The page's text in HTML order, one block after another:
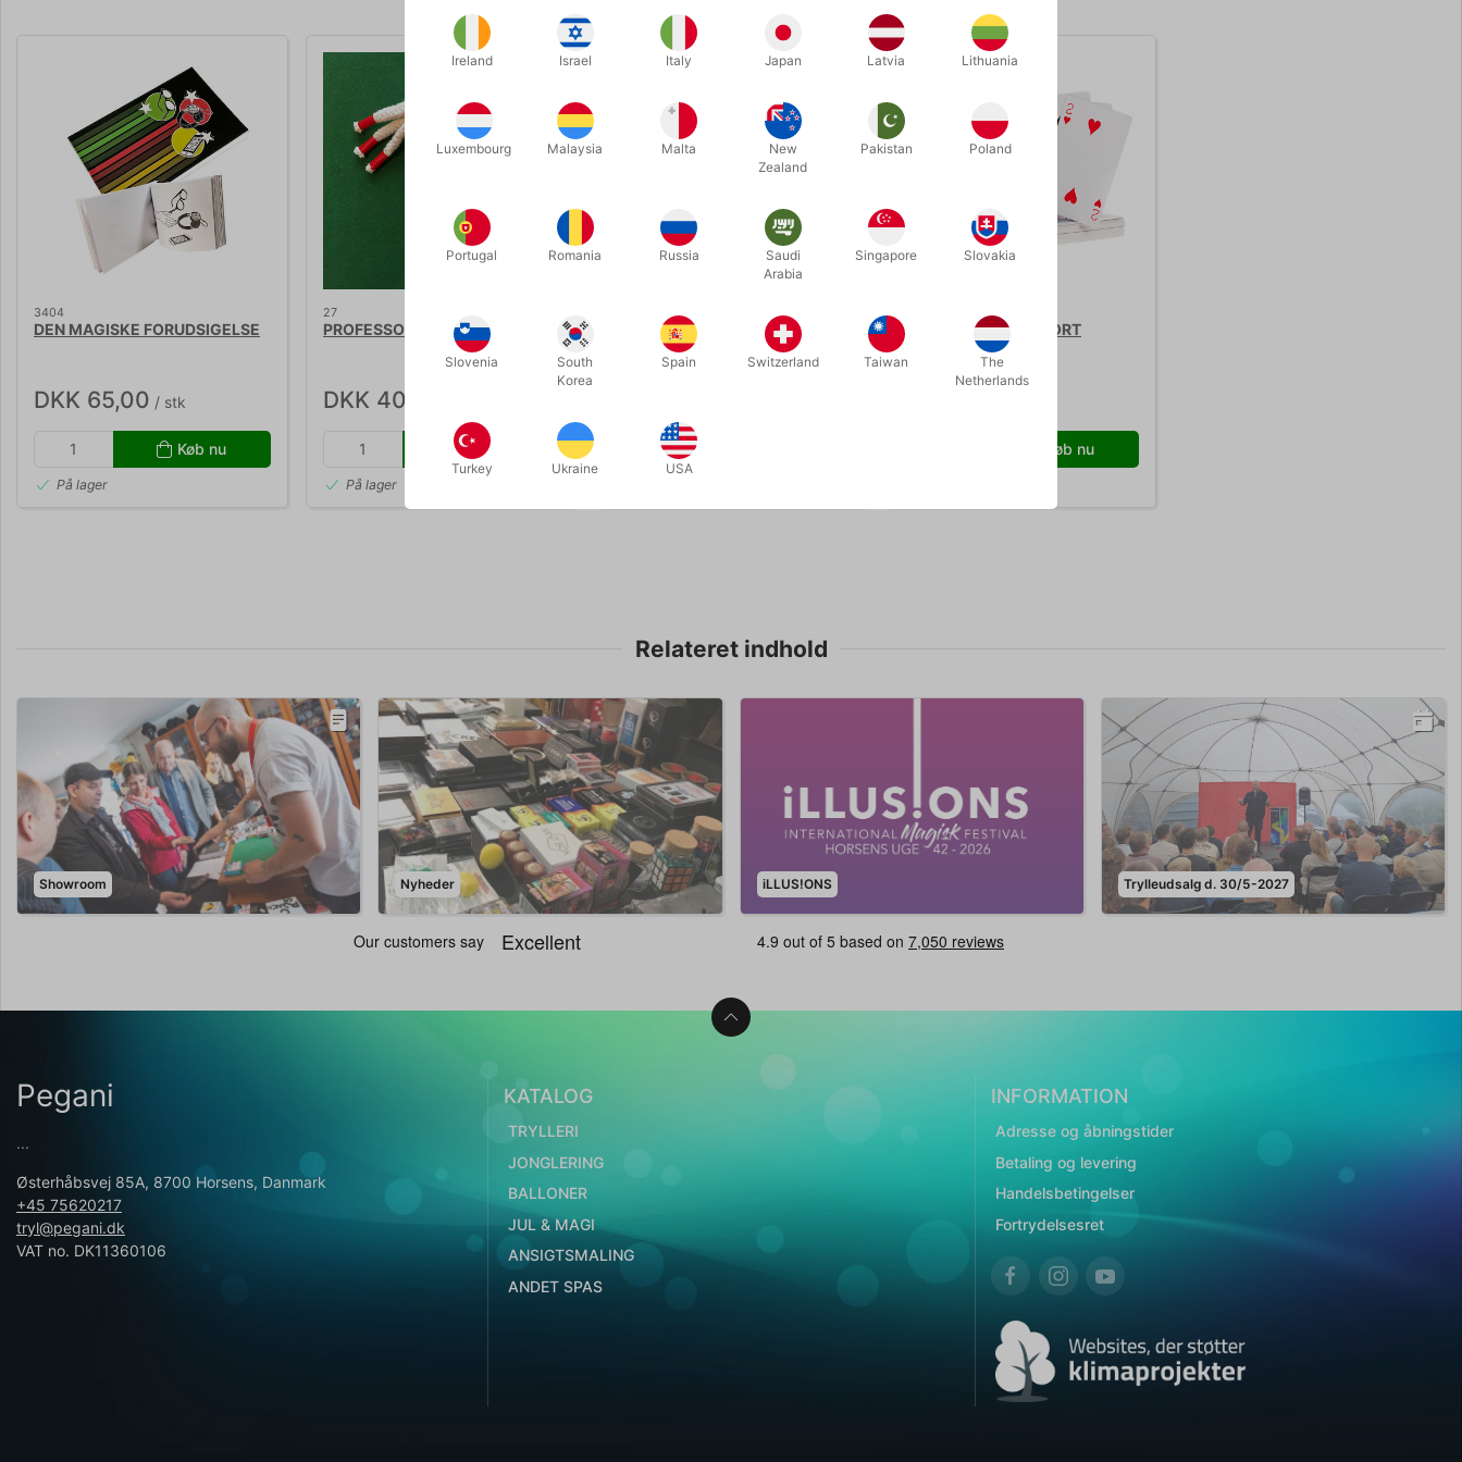
3404
DEN MAGISKE FORUDSIGELSE
DKK 65,00 / stk
Køb nu
På lager
27
PROFESSORENS MARERIDT
DKK 40,00
Køb nu
På lager
MENTAL BOXEN SVENGALI TRYLLEKORT
Køb nu
Relateret indhold
Showroom Nyheder iLLUS!ONS Trylleudsalg d. 30/5-2027
Pegani
...
Østerhåbsvej 85A, 8700 Horsens, Danmark
+45 75620217
tryl@pegani.dk
VAT no. DK11360106
KATALOG
TRYLLERI
JONGLERING
BALLONER
JUL & MAGI
ANSIGTSMALING
ANDET SPAS
INFORMATION
Adresse og åbningstider
Betaling og levering
Handelsbetingelser
Fortrydelsesret
Ireland Israel Italy Japan Latvia Lithuania
Luxembourg Malaysia Malta
New
Zealand
Pakistan Poland
Portugal Romania Russia
Saudi
Arabia
Singapore Slovakia
Slovenia
South
Korea
Spain Switzerland Taiwan
The
Netherlands
Turkey Ukraine USA